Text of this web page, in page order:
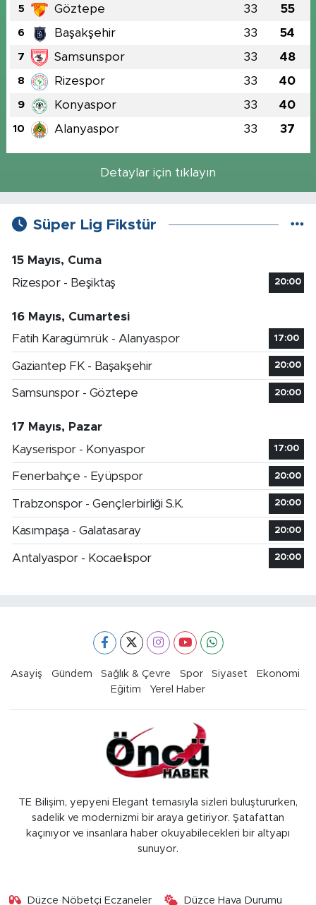
5 Göztepe 33 55
6 Başakşehir 33 54
7 Samsunspor 33 48
8 Rizespor 33 40
9 Konyaspor 33 40
10 Alanyaspor 33 37
Detaylar için tıklayın
Süper Lig Fikstür
15 Mayıs, Cuma
Rizespor - Beşiktaş
20:00
16 Mayıs, Cumartesi
Fatih Karagümrük - Alanyaspor
17:00
Gaziantep FK - Başakşehir 20:00
Samsunspor - Göztepe 20:00
17 Mayıs, Pazar
Kayserispor - Konyaspor
17:00
Fenerbahçe - Eyüpspor 20:00
Trabzonspor - Gençlerbirliği S.K. 20:00
Kasımpaşa - Galatasaray 20:00
Antalyaspor - Kocaelispor 20:00
Asayiş Gündem Sağlık & Çevre Spor Siyaset
Ekonomi
Eğitim
Yerel Haber
TE Bilişim, yepyeni Elegant temasıyla sizleri buluştururken,
sadelik ve modernizmi bir araya getiriyor. Şatafattan
kaçınıyor ve insanlara haber okuyabilecekleri bir altyapı
sunuyor.
Düzce Nöbetçi Eczaneler Düzce Hava Durumu